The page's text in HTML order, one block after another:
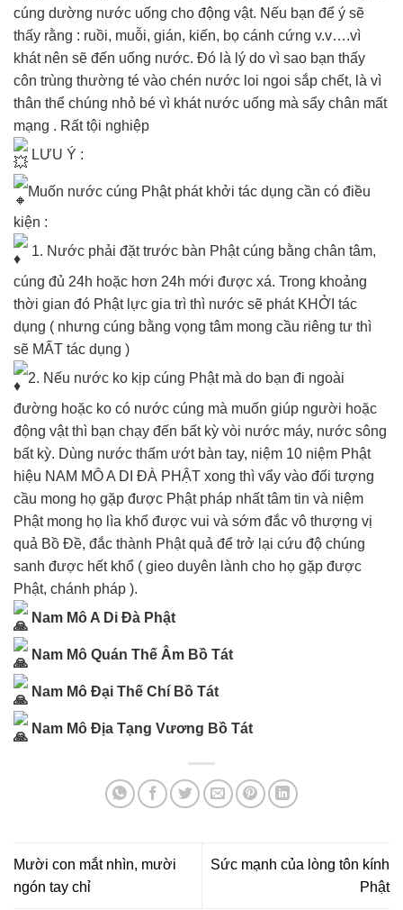
cúng dường nước uống cho động vật. Nếu bạn để ý sẽ
thấy rằng : ruồi, muỗi, gián, kiến, bọ cánh cứng v.v….vì
khát nên sẽ đến uống nước. Đó là lý do vì sao bạn thấy
côn trùng thường té vào chén nước loi ngoi sắp chết, là vì
thân thể chúng nhỏ bé vì khát nước uống mà sẩy chân mất
mạng . Rất tội nghiệp
LƯU Ý :
Muốn nước cúng Phật phát khởi tác dụng cần có điều
kiện :
1. Nước phải đặt trước bàn Phật cúng bằng chân tâm,
cúng đủ 24h hoặc hơn 24h mới được xá. Trong khoảng
thời gian đó Phật lực gia trì thì nước sẽ phát KHỞI tác
dụng ( nhưng cúng bằng vọng tâm mong cầu riêng tư thì
sẽ MẤT tác dụng )
2. Nếu nước ko kịp cúng Phật mà do bạn đi ngoài
đường hoặc ko có nước cúng mà muốn giúp người hoặc
động vật thì bạn chạy đến bất kỳ vòi nước máy, nước sông
bất kỳ. Dùng nước thấm ướt bàn tay, niệm 10 niệm Phật
hiệu NAM MÔ A DI ĐÀ PHẬT xong thì vẩy vào đối tượng
cầu mong họ gặp được Phật pháp nhất tâm tin và niệm
Phật mong họ lìa khổ được vui và sớm đắc vô thượng vị
quả Bồ Đề, đắc thành Phật quả để trở lại cứu độ chúng
sanh được hết khổ ( gieo duyên lành cho họ gặp được
Phật, chánh pháp ).
Nam Mô A Di Đà Phật
Nam Mô Quán Thế Âm Bồ Tát
Nam Mô Đại Thế Chí Bồ Tát
Nam Mô Địa Tạng Vương Bồ Tát
Mười con mắt nhìn, mười
ngón tay chỉ
Sức mạnh của lòng tôn kính
Phật